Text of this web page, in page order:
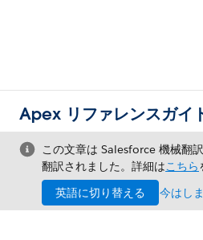
Apex リファレンスガイ
この文章は Salesforce 機械翻
翻訳されました。詳細はこちら
英語に切り替える
今はし